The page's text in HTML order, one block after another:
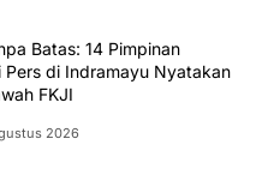
Batas: 14 Pimpinan
Pers di Indramayu Nyatakan
FKJI
2026